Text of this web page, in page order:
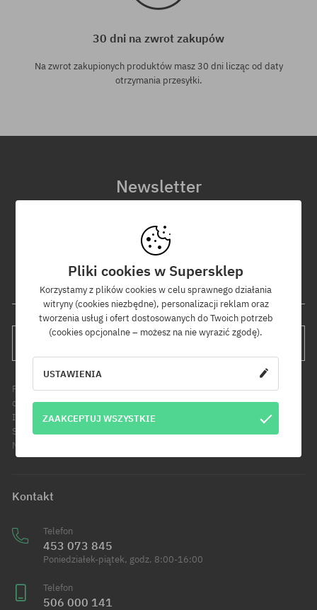
30 dni na zwrot zakupów
Na zwrot zakupionych produktów masz 30 dni licząc od daty
otrzymania przesyłki.
Newsletter
nowościach i promocjach!
Dodatkowo otrzymasz kod rabatowy -5% na całe zamówienie!
Twój adres e-mail
Podanie adresu e-mail jest jednoznaczne z wyrażeniem zgody na
otrzymywanie informacji handlowych pod wskazany adres e-mail.
Informujemy, że administratorem Twoich danych osobowych jest Cool
Sport Distribution sp. z o.o. z siedzibą przy ul. Handlowców 2 w
Modlniczce. Dowiedz się więcej o przetwarzaniu Twoich danych.
Kontakt
Telefon
453 073 845
Poniedziałek-piątek, godz. 8:00-16:00
Telefon
506 000 141
Pliki cookies w Supersklep
Korzystamy z plików cookies w celu sprawnego działania
witryny (cookies niezbędne), personalizacji reklam oraz
tworzenia usług i ofert dostosowanych do Twoich potrzeb
(cookies opcjonalne – możesz na nie wyrazić zgodę).
USTAWIENIA
ZAAKCEPTUJ WSZYSTKIE